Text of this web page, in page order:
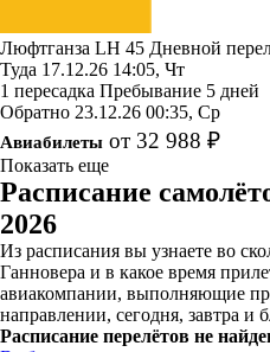
Люфтганза LH 45 Дневной
Туда 17.12.26 14:05, Чт
1 пересадка Пребывание 5 дней
Обратно 23.12.26 00:35, Ср
Авиабилеты от 32 988 ₽
Показать еще
Расписание
2026
Из расписания вы узнаете во
Ганновера и в какое время
авиакомпании, выполняющие
направлении, сегодня, завтра и
Расписание перелётов не